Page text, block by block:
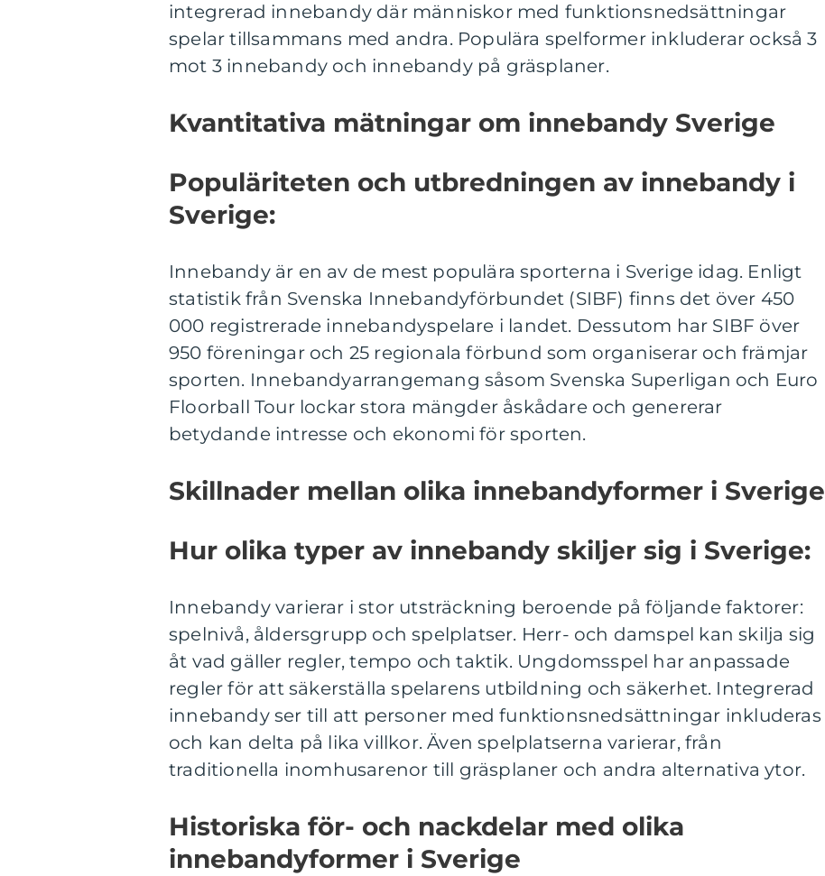
integrerad innebandy där människor med funktionsnedsättningar
spelar tillsammans med andra. Populära spelformer inkluderar också 3
mot 3 innebandy och innebandy på gräsplaner.
Kvantitativa mätningar om innebandy Sverige
Populäriteten och utbredningen av innebandy i
Sverige:
Innebandy är en av de mest populära sporterna i Sverige idag. Enligt
statistik från Svenska Innebandyförbundet (SIBF) finns det över 450
000 registrerade innebandyspelare i landet. Dessutom har SIBF över
950 föreningar och 25 regionala förbund som organiserar och främjar
sporten. Innebandyarrangemang såsom Svenska Superligan och Euro
Floorball Tour lockar stora mängder åskådare och genererar
betydande intresse och ekonomi för sporten.
Skillnader mellan olika innebandyformer i Sverige
Hur olika typer av innebandy skiljer sig i Sverige:
Innebandy varierar i stor utsträckning beroende på följande faktorer:
spelnivå, åldersgrupp och spelplatser. Herr- och damspel kan skilja sig
åt vad gäller regler, tempo och taktik. Ungdomsspel har anpassade
regler för att säkerställa spelarens utbildning och säkerhet. Integrerad
innebandy ser till att personer med funktionsnedsättningar inkluderas
och kan delta på lika villkor. Även spelplatserna varierar, från
traditionella inomhusarenor till gräsplaner och andra alternativa ytor.
Historiska för- och nackdelar med olika
innebandyformer i Sverige